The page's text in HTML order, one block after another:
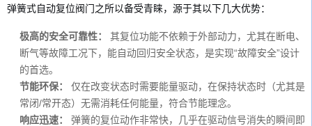
弹簧式自动复位阀门之所以备受青睐，源于其以下几大优势：
极高的安全可靠性：
其复位功能不依赖于外部动力，尤其在断电、
断气等故障工况下，能自动回归安全状态，是实现“故障安全”设计
的首选。
节能环保：
仅在改变状态时需要能量驱动，在保持状态时（尤其是
常闭/常开态）无需消耗任何能量，符合节能理念。
响应迅速：
弹簧的复位动作非常快，几乎在驱动信号消失的瞬间即